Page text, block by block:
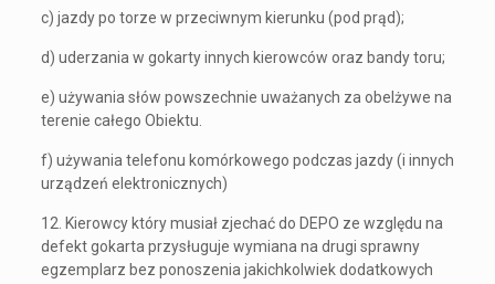
c) jazdy po torze w przeciwnym kierunku (pod prąd);
d) uderzania w gokarty innych kierowców oraz bandy toru;
e) używania słów powszechnie uważanych za obelżywe na
terenie całego Obiektu.
f) używania telefonu komórkowego podczas jazdy (i innych
urządzeń elektronicznych)
12. Kierowcy który musiał zjechać do DEPO ze względu na
defekt gokarta przysługuje wymiana na drugi sprawny
egzemplarz bez ponoszenia jakichkolwiek dodatkowych